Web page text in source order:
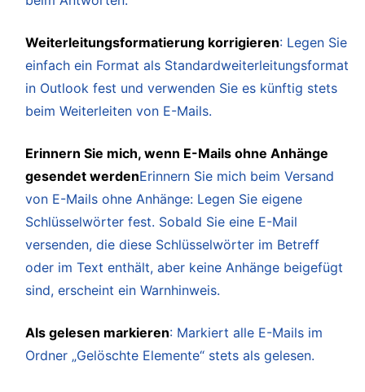
Weiterleitungsformatierung korrigieren: Legen Sie
einfach ein Format als Standardweiterleitungsformat
in Outlook fest und verwenden Sie es künftig stets
beim Weiterleiten von E-Mails.
Erinnern Sie mich, wenn E-Mails ohne Anhänge
gesendet werdenErinnern Sie mich beim Versand
von E-Mails ohne Anhänge: Legen Sie eigene
Schlüsselwörter fest. Sobald Sie eine E-Mail
versenden, die diese Schlüsselwörter im Betreff
oder im Text enthält, aber keine Anhänge beigefügt
sind, erscheint ein Warnhinweis.
Als gelesen markieren: Markiert alle E-Mails im
Ordner „Gelöschte Elemente“ stets als gelesen.